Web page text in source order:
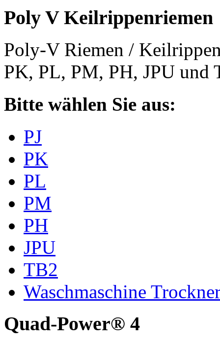
Poly V Keilrippenriemen
Poly-V Riemen /
PK, PL, PM, PH, JPU und
Bitte wählen Sie aus:
PJ
PK
PL
PM
PH
JPU
TB2
Waschmaschine
Quad-Power® 4